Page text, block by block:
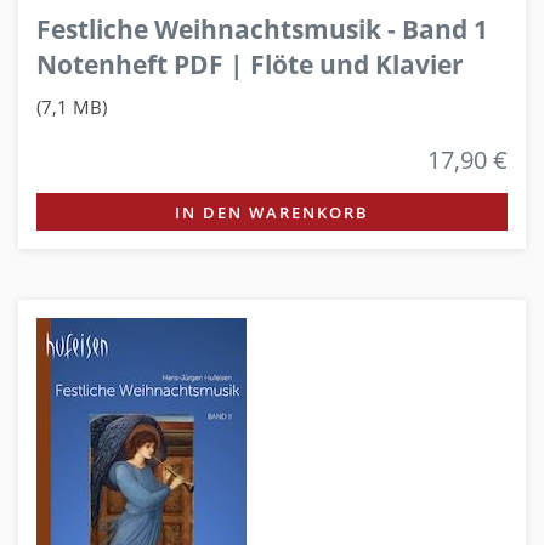
Festliche Weihnachtsmusik - Band 1
Notenheft PDF | Flöte und Klavier
(7,1 MB)
17,90 €
IN DEN WARENKORB